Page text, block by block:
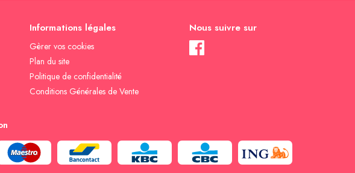
Informations légales
Gèrer vos cookies
Plan du site
Politique de confidentialité
Conditions Générales de Vente
Nous suivre sur